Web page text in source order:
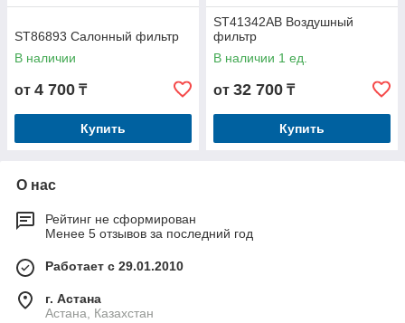
ST86893 Салонный фильтр
В наличии
от 4 700 ₸
Купить
ST41342AB Воздушный
фильтр
В наличии 1 ед.
от 32 700 ₸
Купить
О нас
Рейтинг не сформирован
Менее 5 отзывов за последний год
Работает с 29.01.2010
г. Астана
Астана, Казахстан